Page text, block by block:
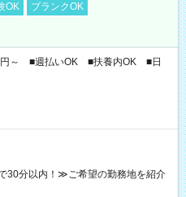
OK
ブランクOK
円～ ■週払いOK ■扶養内OK ■日
30分以内！≫ご希望の勤務地を紹介